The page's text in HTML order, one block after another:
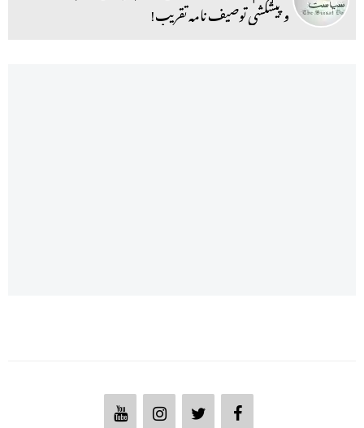
و پیشکشی توصیف نامہ تقریب!